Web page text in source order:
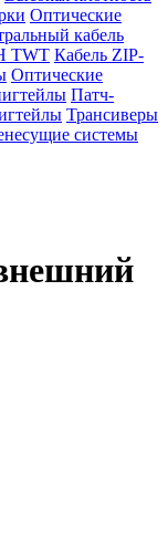
Оптические
кабель
TWT Кабель ZIP-
Оптические
Патч-
Трансиверы
системы